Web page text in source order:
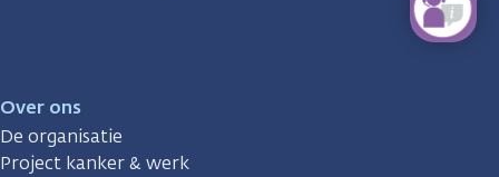
Over ons
De organisatie
Project kanker & werk